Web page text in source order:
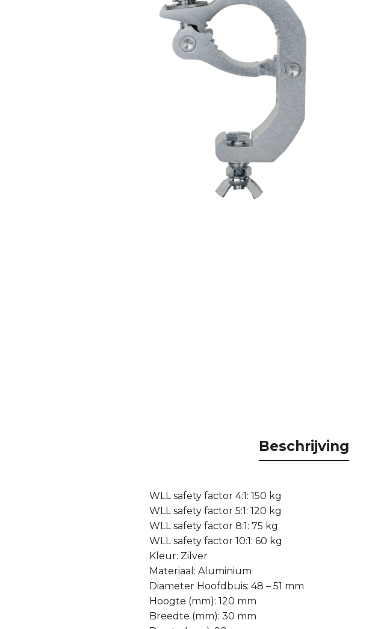
Beschrijving
WLL safety factor 4:1: 150 kg
WLL safety factor 5:1: 120 kg
WLL safety factor 8:1: 75 kg
WLL safety factor 10:1: 60 kg
Kleur: Zilver
Materiaal: Aluminium
Diameter Hoofdbuis: 48 – 51 mm
Hoogte (mm): 120 mm
Breedte (mm): 30 mm